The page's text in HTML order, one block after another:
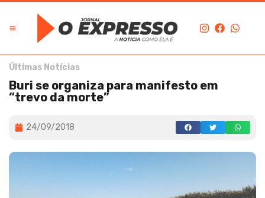
Últimas Notícias
Buri se organiza para manifesto em
“trevo da morte”
24/09/2018